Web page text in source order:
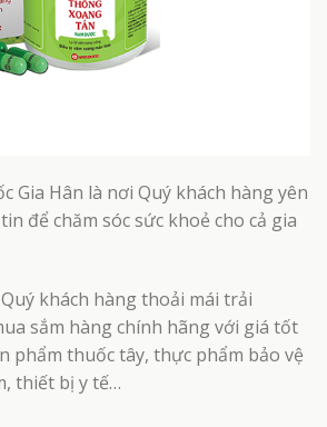
Gia Hân là nơi Quý khách hàng yên
để chăm sóc sức khoẻ cho cả gia
khách hàng thoải mái trải
sắm hàng chính hãng với giá tốt
phẩm thuốc tây, thực phẩm bảo vệ
thiết bị y tế…